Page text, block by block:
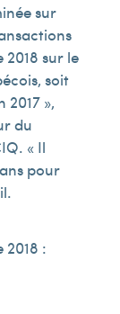
sur
sur le
soit
2017 »,
du
« Il
pour
: